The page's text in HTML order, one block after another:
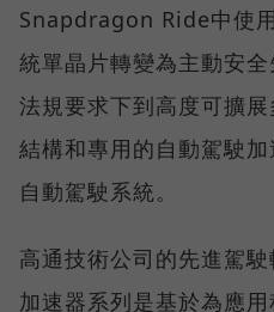
Snapdragon Ride中使
統單晶片轉變為主動安
法規要求下到高度可擴
結構和專用的自動駕駛
自動駕駛系統。
高通技術公司的先進駕
加速器系列是基於為應